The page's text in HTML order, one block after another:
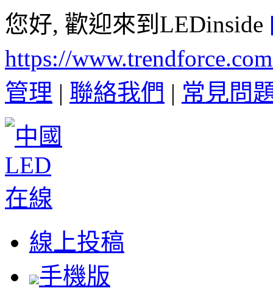
您好, 歡迎來到LEDinside
https://
管理 | 聯絡我們 | 常見問
線上投稿
手機版